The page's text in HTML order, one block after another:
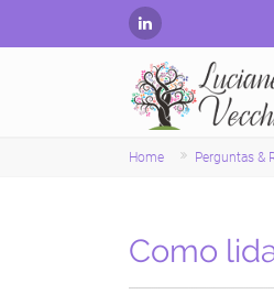
Home Perguntas &
Como